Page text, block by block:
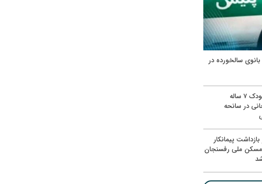
سالخورده در
فوت کودک ۷ ساله
در سانحه
پیمانکار
مسکن ملی رفسنجان